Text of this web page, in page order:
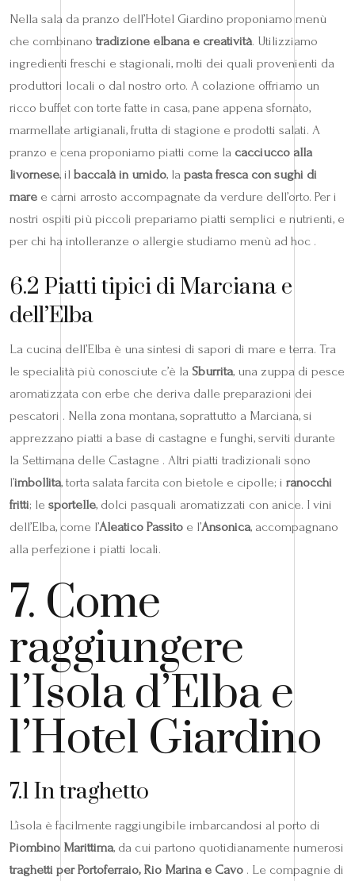
Nella sala da pranzo dell’Hotel Giardino proponiamo menù
che combinano tradizione elbana e creatività. Utilizziamo
ingredienti freschi e stagionali, molti dei quali provenienti da
produttori locali o dal nostro orto. A colazione offriamo un
ricco buffet con torte fatte in casa, pane appena sfornato,
marmellate artigianali, frutta di stagione e prodotti salati. A
pranzo e cena proponiamo piatti come la cacciucco alla
livornese, il baccalà in umido, la pasta fresca con sughi di
mare e carni arrosto accompagnate da verdure dell’orto. Per i
nostri ospiti più piccoli prepariamo piatti semplici e nutrienti, e
per chi ha intolleranze o allergie studiamo menù ad hoc .
6.2 Piatti tipici di Marciana e
dell’Elba
La cucina dell’Elba è una sintesi di sapori di mare e terra. Tra
le specialità più conosciute c’è la Sburrita, una zuppa di pesce
aromatizzata con erbe che deriva dalle preparazioni dei
pescatori . Nella zona montana, soprattutto a Marciana, si
apprezzano piatti a base di castagne e funghi, serviti durante
la Settimana delle Castagne . Altri piatti tradizionali sono
l’imbollita, torta salata farcita con bietole e cipolle; i ranocchi
fritti; le sportelle, dolci pasquali aromatizzati con anice. I vini
dell’Elba, come l’Aleatico Passito e l’Ansonica, accompagnano
alla perfezione i piatti locali.
7. Come
raggiungere
l’Isola d’Elba e
l’Hotel Giardino
7.1 In traghetto
L’isola è facilmente raggiungibile imbarcandosi al porto di
Piombino Marittima, da cui partono quotidianamente numerosi
traghetti per Portoferraio, Rio Marina e Cavo . Le compagnie di